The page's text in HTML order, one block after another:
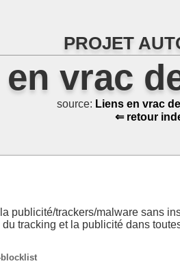
PROJET
vrac
source: Liens en vrac
⇐ retour
publicité/trackers/malware sans
tracking et la publicité dans
blocklist